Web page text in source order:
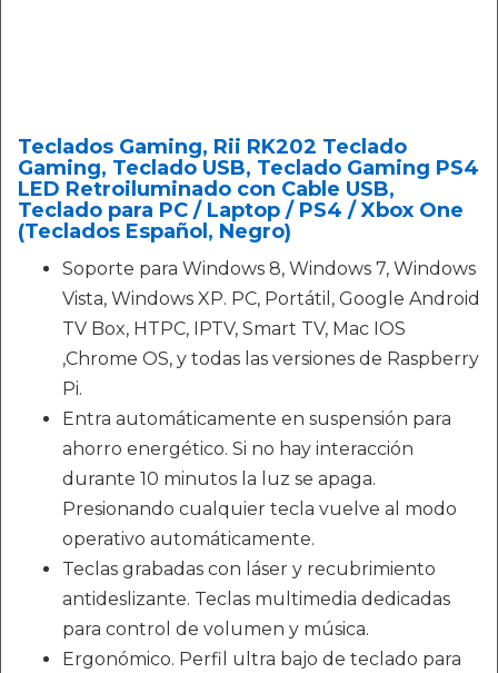
Teclados Gaming, Rii RK202 Teclado
Gaming, Teclado USB, Teclado Gaming PS4
LED Retroiluminado con Cable USB,
Teclado para PC / Laptop / PS4 / Xbox One
(Teclados Español, Negro)
Soporte para Windows 8, Windows 7, Windows
Vista, Windows XP. PC, Portátil, Google Android
TV Box, HTPC, IPTV, Smart TV, Mac IOS
,Chrome OS, y todas las versiones de Raspberry
Pi.
Entra automáticamente en suspensión para
ahorro energético. Si no hay interacción
durante 10 minutos la luz se apaga.
Presionando cualquier tecla vuelve al modo
operativo automáticamente.
Teclas grabadas con láser y recubrimiento
antideslizante. Teclas multimedia dedicadas
para control de volumen y música.
Ergonómico. Perfil ultra bajo de teclado para